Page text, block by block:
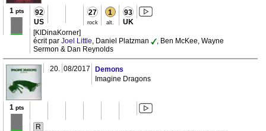
1 pts 92
US
27
rock
1
alt.
93
UK
[KIDinaKorner]
écrit par Joel Little, Daniel Platzman
, Ben McKee, Wayne
Sermon & Dan Reynolds
20. 08/2017
Demons
Imagine Dragons
1 pts
R